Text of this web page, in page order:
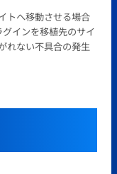
トへ移動させる場合
インを移植先のサイ
れない不具合の発生